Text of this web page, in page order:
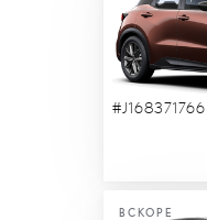
#J168371766
ВСКОРЕ